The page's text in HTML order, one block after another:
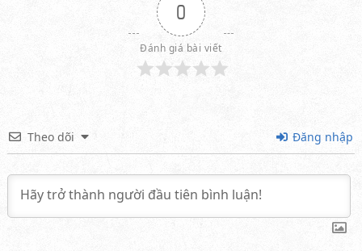
0
Đánh giá bài viết
Theo dõi Đăng nhập